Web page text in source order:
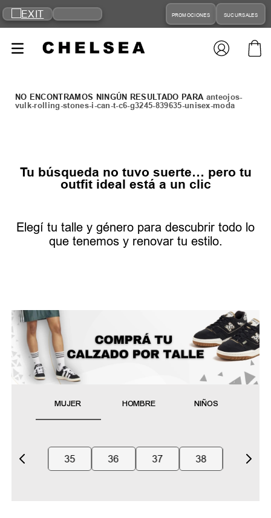
PROMOCIONES SUCURSALES
anteojos-
vulk-rolling-stones-i-can-t-c6-g3245-839635-unisex-moda
Tu búsqueda no tuvo suerte… pero tu
outfit ideal está a un clic
Elegí tu talle y género para descubrir todo lo
que tenemos y renovar tu estilo.
MUJER HOMBRE NIÑOS
35 36 37 38